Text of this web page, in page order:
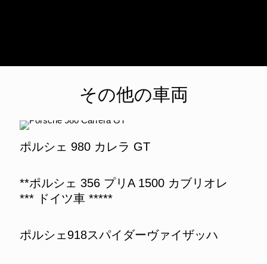
その他の車両
ポルシェ 980 カレラ GT
**ポルシェ 356 プリA 1500 カブリオレ
*** ドイツ車 *****
ポルシェ918スパイダーヴァイザッハ